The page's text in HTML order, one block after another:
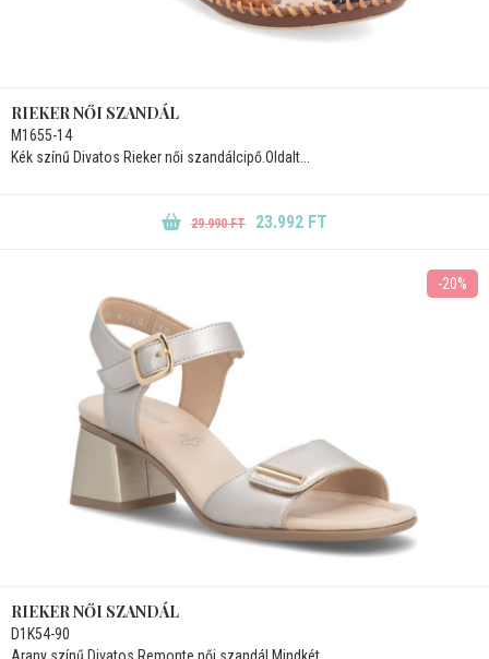
RIEKER NŐI SZANDÁL
M1655-14
Kék színű Divatos Rieker női szandálcipő.Oldalt...
29.990 FT 23.992 FT
-20%
RIEKER NŐI SZANDÁL
D1K54-90